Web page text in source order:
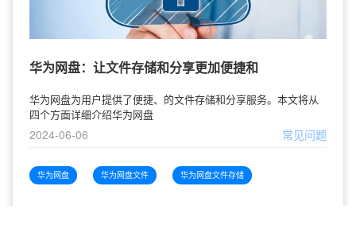
华为网盘：让文件存储和分享更加便捷和
华为网盘为用户提供了便捷、的文件存储和分享服务。本文将从
四个方面详细介绍华为网盘
2024-06-06 常见问题
华为网盘 华为网盘文件 华为网盘文件存储